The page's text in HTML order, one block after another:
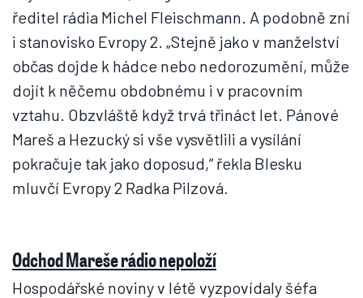
ředitel rádia Michel Fleischmann. A podobně zní
i stanovisko Evropy 2. „Stejně jako v manželství
občas dojde k hádce nebo nedorozumění, může
dojít k něčemu obdobnému i v pracovním
vztahu. Obzvláště když trvá třináct let. Pánové
Mareš a Hezucký si vše vysvětlili a vysílání
pokračuje tak jako doposud,“ řekla Blesku
mluvčí Evropy 2 Radka Pilzová.
Odchod Mareše rádio nepoloží
Hospodářské noviny v létě vyzpovídaly šéfa